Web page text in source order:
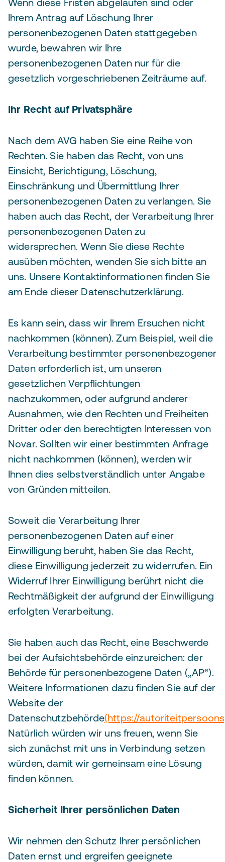
Ihrem Antrag auf Löschung Ihrer
personenbezogenen Daten stattgegeben
wurde, bewahren wir Ihre
personenbezogenen Daten nur für die
gesetzlich vorgeschriebenen Zeiträume auf.
Ihr Recht auf Privatsphäre
Nach dem AVG haben Sie eine Reihe von
Rechten. Sie haben das Recht, von uns
Einsicht, Berichtigung, Löschung,
Einschränkung und Übermittlung Ihrer
personenbezogenen Daten zu verlangen. Sie
haben auch das Recht, der Verarbeitung Ihrer
personenbezogenen Daten zu
widersprechen. Wenn Sie diese Rechte
ausüben möchten, wenden Sie sich bitte an
uns. Unsere Kontaktinformationen finden Sie
am Ende dieser Datenschutzerklärung.
Es kann sein, dass wir Ihrem Ersuchen nicht
nachkommen (können). Zum Beispiel, weil die
Verarbeitung bestimmter personenbezogener
Daten erforderlich ist, um unseren
gesetzlichen Verpflichtungen
nachzukommen, oder aufgrund anderer
Ausnahmen, wie den Rechten und Freiheiten
Dritter oder den berechtigten Interessen von
Novar. Sollten wir einer bestimmten Anfrage
nicht nachkommen (können), werden wir
Ihnen dies selbstverständlich unter Angabe
von Gründen mitteilen.
Soweit die Verarbeitung Ihrer
personenbezogenen Daten auf einer
Einwilligung beruht, haben Sie das Recht,
diese Einwilligung jederzeit zu widerrufen. Ein
Widerruf Ihrer Einwilligung berührt nicht die
Rechtmäßigkeit der aufgrund der Einwilligung
erfolgten Verarbeitung.
Sie haben auch das Recht, eine Beschwerde
bei der Aufsichtsbehörde einzureichen: der
Behörde für personenbezogene Daten („AP“).
Weitere Informationen dazu finden Sie auf der
Website der
Datenschutzbehörde(https://
Natürlich würden wir uns freuen, wenn Sie
sich zunächst mit uns in Verbindung setzen
würden, damit wir gemeinsam eine Lösung
finden können.
Sicherheit Ihrer persönlichen Daten
Wir nehmen den Schutz Ihrer persönlichen
Daten ernst und ergreifen geeignete